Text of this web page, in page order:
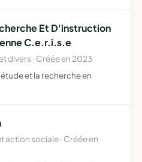
Et D'instruction
C.e.r.i.s.e
divers · Créée en 2023
et la recherche en
action sociale · Créée en